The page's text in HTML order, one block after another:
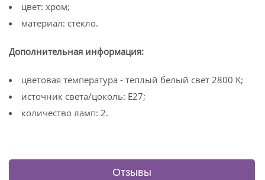
цвет: хром;
материал: стекло.
Дополнительная информация:
цветовая температура - теплый белый свет 2800 K;
источник света/цоколь: E27;
количество ламп: 2.
Отзывы